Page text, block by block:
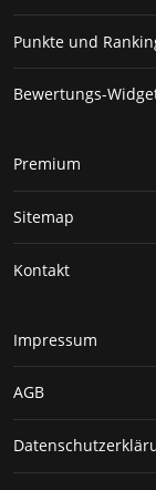
Punkte und
Bewertungs-
Premium
Sitemap
Kontakt
Impressum
AGB